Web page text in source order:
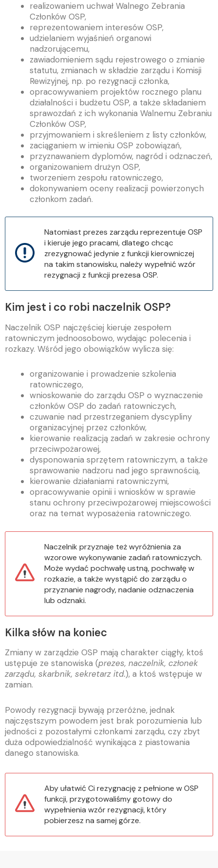
realizowaniem uchwał Walnego Zebrania
Członków OSP,
reprezentowaniem interesów OSP,
udzielaniem wyjaśnień organowi
nadzorującemu,
zawiadomieniem sądu rejestrowego o zmianie
statutu, zmianach w składzie zarządu i Komisji
Rewizyjnej, np. po rezygnacji członka,
opracowywaniem projektów rocznego planu
działalności i budżetu OSP, a także składaniem
sprawozdań z ich wykonania Walnemu Zebraniu
Członków OSP,
przyjmowaniem i skreśleniem z listy członków,
zaciąganiem w imieniu OSP zobowiązań,
przyznawaniem dyplomów, nagród i odznaczeń,
organizowaniem drużyn OSP,
tworzeniem zespołu ratowniczego,
dokonywaniem oceny realizacji powierzonych
członkom zadań.
Natomiast prezes zarządu reprezentuje OSP
i kieruje jego pracami, dlatego chcąc
zrezygnować jedynie z funkcji kierowniczej
na takim stanowisku, należy wypełnić wzór
rezygnacji z funkcji prezesa OSP.
Kim jest i co robi naczelnik OSP?
Naczelnik OSP najczęściej kieruje zespołem
ratowniczym jednoosobowo, wydając polecenia i
rozkazy. Wśród jego obowiązków wylicza się:
organizowanie i prowadzenie szkolenia
ratowniczego,
wnioskowanie do zarządu OSP o wyznaczenie
członków OSP do zadań ratowniczych,
czuwanie nad przestrzeganiem dyscypliny
organizacyjnej przez członków,
kierowanie realizacją zadań w zakresie ochrony
przeciwpożarowej,
dysponowania sprzętem ratowniczym, a także
sprawowanie nadzoru nad jego sprawnością,
kierowanie działaniami ratowniczymi,
opracowywanie opinii i wniosków w sprawie
stanu ochrony przeciwpożarowej miejscowości
oraz na temat wyposażenia ratowniczego.
Naczelnik przyznaje też wyróżnienia za
wzorowe wykonywanie zadań ratowniczych.
Może wydać pochwałę ustną, pochwałę w
rozkazie, a także wystąpić do zarządu o
przyznanie nagrody, nadanie odznaczenia
lub odznaki.
Kilka słów na koniec
Zmiany w zarządzie OSP mają charakter ciągły, ktoś
ustępuje ze stanowiska (prezes, naczelnik, członek
zarządu, skarbnik, sekretarz itd.), a ktoś wstępuje w
zamian.
Powody rezygnacji bywają przeróżne, jednak
najczęstszym powodem jest brak porozumienia lub
jedności z pozostałymi członkami zarządu, czy zbyt
duża odpowiedzialność wynikająca z piastowania
danego stanowiska.
Aby ułatwić Ci rezygnację z pełnione w OSP
funkcji, przygotowaliśmy gotowy do
wypełnienia wzór rezygnacji, który
pobierzesz na samej górze.